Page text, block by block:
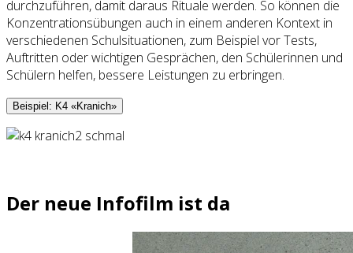
durchzuführen, damit daraus Rituale werden. So können die
Konzentrationsübungen auch in einem anderen Kontext in
verschiedenen Schulsituationen, zum Beispiel vor Tests,
Auftritten oder wichtigen Gesprächen, den Schülerinnen und
Schülern helfen, bessere Leistungen zu erbringen.
Beispiel: K4 «Kranich»
Der neue Infofilm ist da